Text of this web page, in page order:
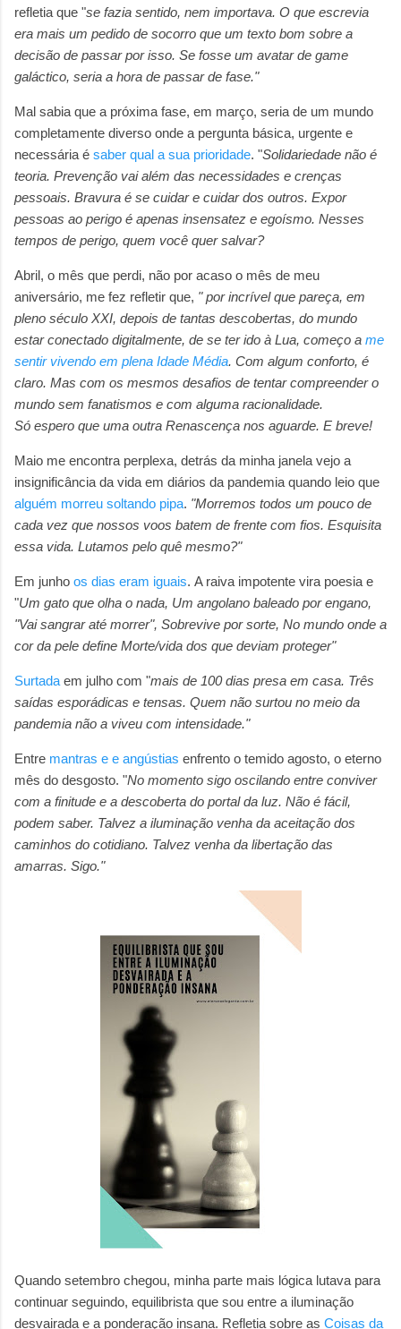
refletia que "se fazia sentido, nem importava. O que escrevia
era mais um pedido de socorro que um texto bom sobre a
decisão de passar por isso. Se fosse um avatar de game
galáctico, seria a hora de passar de fase."
Mal sabia que a próxima fase, em março, seria de um mundo
completamente diverso onde a pergunta básica, urgente e
necessária é saber qual a sua prioridade. "Solidariedade não é
teoria. Prevenção vai além das necessidades e crenças
pessoais. Bravura é se cuidar e cuidar dos outros. Expor
pessoas ao perigo é apenas insensatez e egoísmo. Nesses
tempos de perigo, quem você quer salvar?
Abril, o mês que perdi, não por acaso o mês de meu
aniversário, me fez refletir que, " por incrível que pareça, em
pleno século XXI, depois de tantas descobertas, do mundo
estar conectado digitalmente, de se ter ido à Lua, começo a me
sentir vivendo em plena Idade Média. Com algum conforto, é
claro. Mas com os mesmos desafios de tentar compreender o
mundo sem fanatismos e com alguma racionalidade.
Só espero que uma outra Renascença nos aguarde. E breve!
Maio me encontra perplexa, detrás da minha janela vejo a
insignificância da vida em diários da pandemia quando leio que
alguém morreu soltando pipa. "Morremos todos um pouco de
cada vez que nossos voos batem de frente com fios. Esquisita
essa vida. Lutamos pelo quê mesmo?"
Em junho os dias eram iguais. A raiva impotente vira poesia e
"Um gato que olha o nada, Um angolano baleado por engano,
"Vai sangrar até morrer", Sobrevive por sorte, No mundo onde a
cor da pele define Morte/vida dos que deviam proteger"
Surtadaem julho com "mais de 100 dias presa em casa. Três
saídas esporádicas e tensas. Quem não surtou no meio da
pandemia não a viveu com intensidade."
Entre mantras e e angústias enfrento o temido agosto, o eterno
mês do desgosto. "No momento sigo oscilando entre conviver
com a finitude e a descoberta do portal da luz. Não é fácil,
podem saber. Talvez a iluminação venha da aceitação dos
caminhos do cotidiano. Talvez venha da libertação das
amarras. Sigo."
Quando setembro chegou, minha parte mais lógica lutava para
continuar seguindo, equilibrista que sou entre a iluminação
desvairada e a ponderação insana. Refletia sobre as Coisas da